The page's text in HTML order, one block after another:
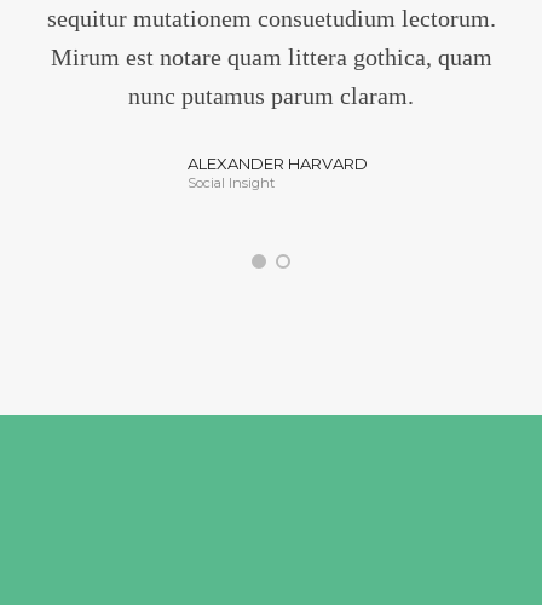
sequitur mutationem consuetudium lectorum.
Mirum est notare quam littera gothica, quam
nunc putamus parum claram.
ALEXANDER HARVARD
Social Insight